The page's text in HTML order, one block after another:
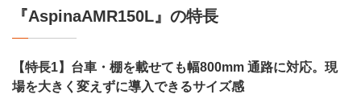
『AspinaAMR150L』の特長
【特長1】台車・棚を載せても幅800mm 通路に対応。現
場を大きく変えずに導入できるサイズ感